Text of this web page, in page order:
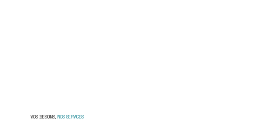
VOS BESOINS, NOS SERVICES